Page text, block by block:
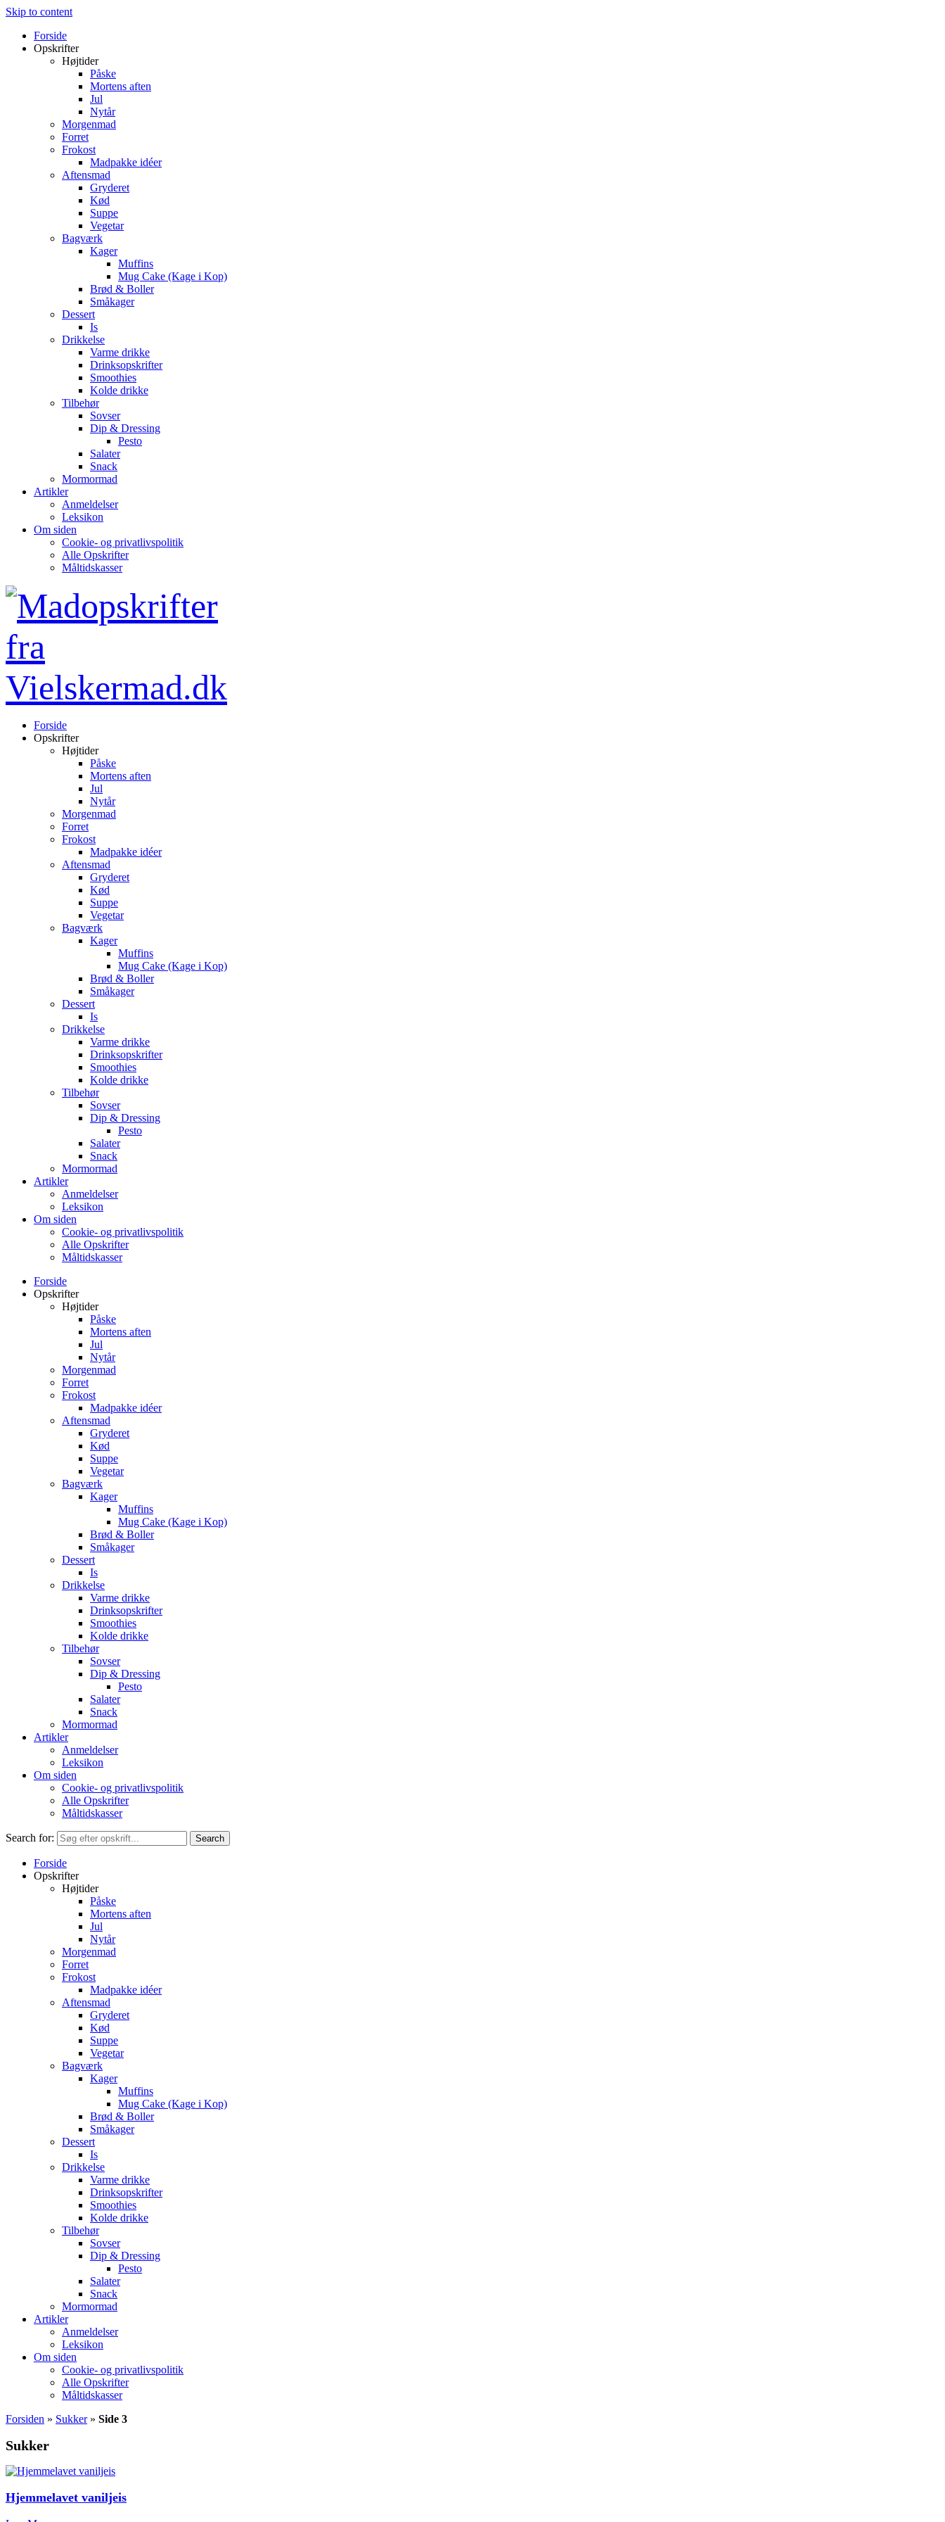
Skip to content
Forside
Opskrifter
Højtider
Påske
Mortens aften
Jul
Nytår
Morgenmad
Forret
Frokost
Madpakke idéer
Aftensmad
Gryderet
Kød
Suppe
Vegetar
Bagværk
Kager
Muffins
Mug Cake (Kage i Kop)
Brød & Boller
Småkager
Dessert
Is
Drikkelse
Varme drikke
Drinksopskrifter
Smoothies
Kolde drikke
Tilbehør
Sovser
Dip & Dressing
Pesto
Salater
Snack
Mormormad
Artikler
Anmeldelser
Leksikon
Om siden
Cookie- og privatlivspolitik
Alle Opskrifter
Måltidskasser
Forside
Opskrifter
Højtider
Påske
Mortens aften
Jul
Nytår
Morgenmad
Forret
Frokost
Madpakke idéer
Aftensmad
Gryderet
Kød
Suppe
Vegetar
Bagværk
Kager
Muffins
Mug Cake (Kage i Kop)
Brød & Boller
Småkager
Dessert
Is
Drikkelse
Varme drikke
Drinksopskrifter
Smoothies
Kolde drikke
Tilbehør
Sovser
Dip & Dressing
Pesto
Salater
Snack
Mormormad
Artikler
Anmeldelser
Leksikon
Om siden
Cookie- og privatlivspolitik
Alle Opskrifter
Måltidskasser
Forside
Opskrifter
Højtider
Påske
Mortens aften
Jul
Nytår
Morgenmad
Forret
Frokost
Madpakke idéer
Aftensmad
Gryderet
Kød
Suppe
Vegetar
Bagværk
Kager
Muffins
Mug Cake (Kage i Kop)
Brød & Boller
Småkager
Dessert
Is
Drikkelse
Varme drikke
Drinksopskrifter
Smoothies
Kolde drikke
Tilbehør
Sovser
Dip & Dressing
Pesto
Salater
Snack
Mormormad
Artikler
Anmeldelser
Leksikon
Om siden
Cookie- og privatlivspolitik
Alle Opskrifter
Måltidskasser
Search for:
Forside
Opskrifter
Højtider
Påske
Mortens aften
Jul
Nytår
Morgenmad
Forret
Frokost
Madpakke idéer
Aftensmad
Gryderet
Kød
Suppe
Vegetar
Bagværk
Kager
Muffins
Mug Cake (Kage i Kop)
Brød & Boller
Småkager
Dessert
Is
Drikkelse
Varme drikke
Drinksopskrifter
Smoothies
Kolde drikke
Tilbehør
Sovser
Dip & Dressing
Pesto
Salater
Snack
Mormormad
Artikler
Anmeldelser
Leksikon
Om siden
Cookie- og privatlivspolitik
Alle Opskrifter
Måltidskasser
Forsiden » Sukker» Side 3
Sukker
Hjemmelavet vaniljeis